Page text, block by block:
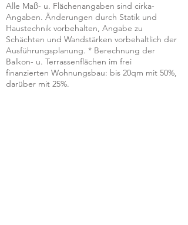
Alle Maß- u. Flächenangaben sind cirka-
Angaben. Änderungen durch Statik und
Haustechnik vorbehalten, Angabe zu
Schächten und Wandstärken vorbehaltlich der
Ausführungsplanung. * Berechnung der
Balkon- u. Terrassenflächen im frei
finanzierten Wohnungsbau: bis 20qm mit 50%,
darüber mit 25%.